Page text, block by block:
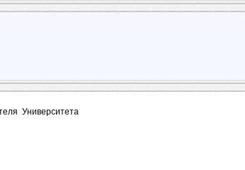
Университета